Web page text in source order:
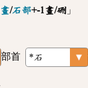
/石部+-1畫/硎 」
部首